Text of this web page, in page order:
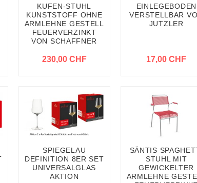
KUFEN-STUHL
KUNSTSTOFF OHNE
ARMLEHNE GESTELL
FEUERVERZINKT
VON SCHAFFNER
230,00 CHF
EINLEGEBODEN
VERSTELLBAR
JUTZLER
17,00 CHF
SPIEGELAU
DEFINITION 8ER SET
UNIVERSALGLAS
AKTION
SÄNTIS
STUHL MIT
GEWICKELTER
ARMLEHNE